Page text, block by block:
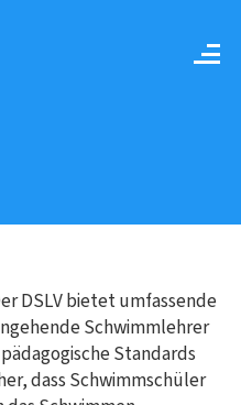
DSLV bietet umfassende
Schwimmlehrer
Standards
dass Schwimmschüler